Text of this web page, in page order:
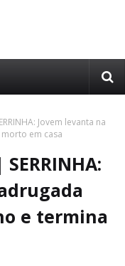
Jovem levanta na
em casa
e termina